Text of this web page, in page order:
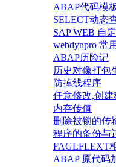
ABAP代码模
SELECT动态
SAP WEB 自
webdynpro 常
ABAP历险记
历史对像打包
防掉线程序
任意修改,创建
内存传值
删除被锁的传
程序的备份与
FAGLFLEXT
ABAP 原代码